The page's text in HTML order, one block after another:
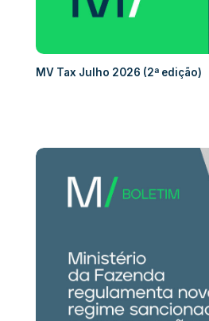
MV Tax Julho 2026 (2ª edição)